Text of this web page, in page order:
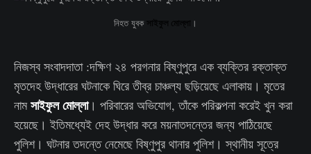
নিহত যুবক ।
নিজস্ব সংবাদদাতা :দক্ষিণ ২৪ পরগনার বিষ্ণুপুরে এক ব্যক্তির রক্তাক্ত
মৃতদেহ উদ্ধারের ঘটনাকে ঘিরে তীব্র চাঞ্চল্য ছড়িয়েছে এলাকায়। মৃতের
নামসাইফুল মোল্লা। পরিবারের অভিযোগ, তাঁকে পরিকল্পনা করেই খুন করা
হয়েছে। ইতিমধ্যেই দেহ উদ্ধার করে ময়নাতদন্তের জন্য পাঠিয়েছে
পুলিশ। ঘটনার তদন্তে নেমেছে বিষ্ণুপুর থানার পুলিশ। স্থানীয় সূত্রে